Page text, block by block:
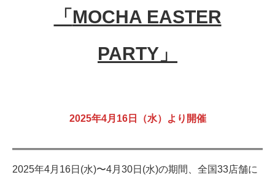
「 MOCHA EASTER
PARTY 」
2025年4月16日（水）より開催
2025年4月16日(水)〜4月30日(水)の期間、全国33店舗に